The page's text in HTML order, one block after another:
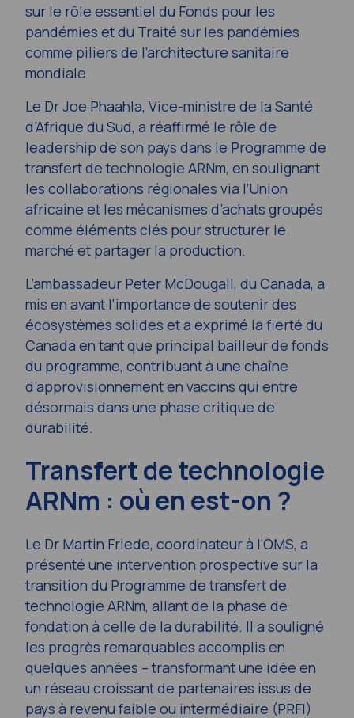
sur le rôle essentiel du Fonds pour les
pandémies et du Traité sur les pandémies
comme piliers de l’architecture sanitaire
mondiale.
Le Dr Joe Phaahla, Vice-ministre de la Santé
d’Afrique du Sud, a réaffirmé le rôle de
leadership de son pays dans le Programme de
transfert de technologie ARNm, en soulignant
les collaborations régionales via l’Union
africaine et les mécanismes d’achats groupés
comme éléments clés pour structurer le
marché et partager la production.
L’ambassadeur Peter McDougall, du Canada, a
mis en avant l’importance de soutenir des
écosystèmes solides et a exprimé la fierté du
Canada en tant que principal bailleur de fonds
du programme, contribuant à une chaîne
d’approvisionnement en vaccins qui entre
désormais dans une phase critique de
durabilité.
Transfert de technologie
ARNm : où en est-on ?
Le Dr Martin Friede, coordinateur à l’OMS, a
présenté une intervention prospective sur la
transition du Programme de transfert de
technologie ARNm, allant de la phase de
fondation à celle de la durabilité. Il a souligné
les progrès remarquables accomplis en
quelques années – transformant une idée en
un réseau croissant de partenaires issus de
pays à revenu faible ou intermédiaire (PRFI)